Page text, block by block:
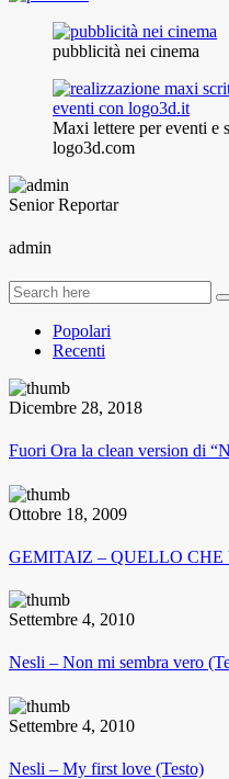
pubblicità nei cinema
Maxi lettere per eventi e
logo3d.com
Senior Reportar
admin
Popolari
Recenti
Dicembre 28, 2018
Fuori Ora la clean version di
Ottobre 18, 2009
GEMITAIZ – QUELLO
Settembre 4, 2010
Nesli – Non mi sembra vero
Settembre 4, 2010
Nesli – My first love (Testo)